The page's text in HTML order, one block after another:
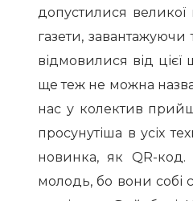
допустилися
газети,
відмовилися від цієї
ще теж не можна
нас у колектив
просунутіша в усіх
новинка, як QR-код.
молодь, бо вони собі